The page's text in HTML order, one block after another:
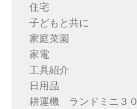
住宅
子どもと共に
家庭菜園
家電
工具紹介
日用品
耕運機 ランドミニ３０